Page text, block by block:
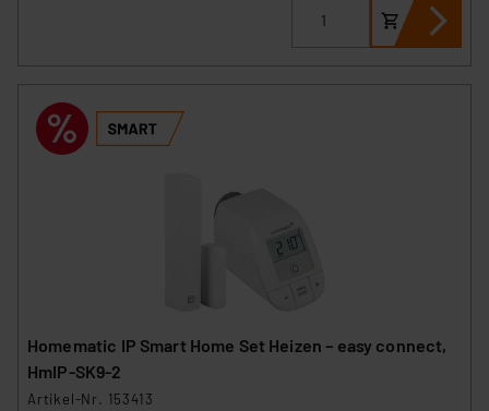
Homematic IP Smart Home Set Heizen – easy connect,
HmIP-SK9-2
Artikel-Nr. 153413